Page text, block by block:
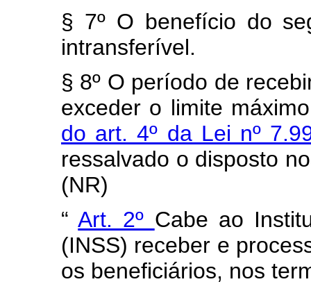
§ 7º O benefício do
intransferível.
§ 8º O período de
exceder o limite
do art. 4º da Lei nº
ressalvado o disposto
(NR)
“Art. 2º Cabe ao
(INSS) receber e
os beneficiários, nos